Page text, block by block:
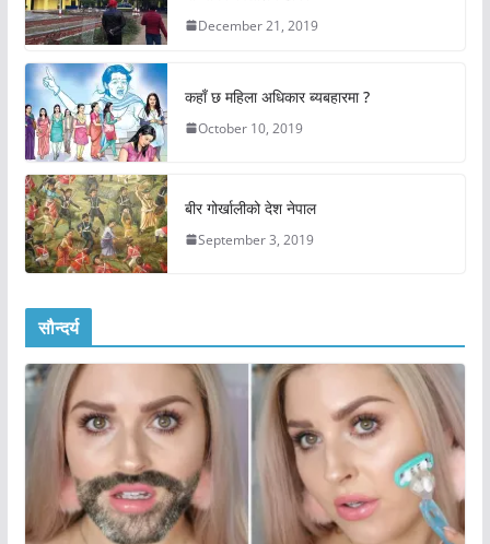
December 21, 2019
कहाँ छ महिला अधिकार ब्यबहारमा ?
October 10, 2019
बीर गोर्खालीको देश नेपाल
September 3, 2019
सौन्दर्य